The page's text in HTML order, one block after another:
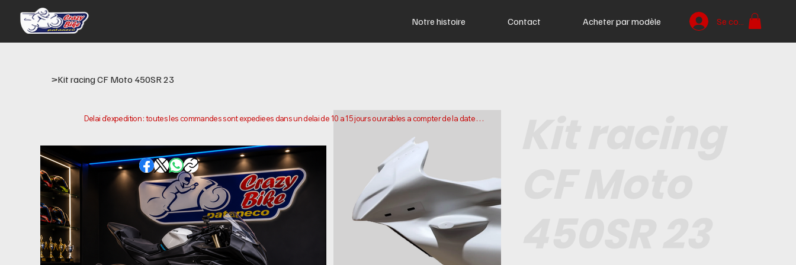
Notre histoire Contact Acheter par modèle Se connecter
>Kit racing CF Moto 450SR 23
Delai d'expedition : toutes les commandes sont expediees dans un delai de 10 a 15 jours ouvrables a compter de la date